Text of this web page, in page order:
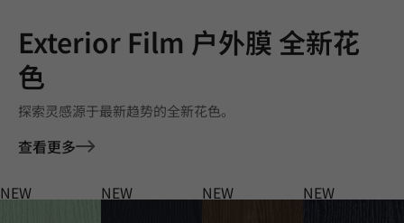
Exterior Film 户外膜 全新花
色
探索灵感源于最新趋势的全新花色。
查看更多
NEW NEW NEW NEW